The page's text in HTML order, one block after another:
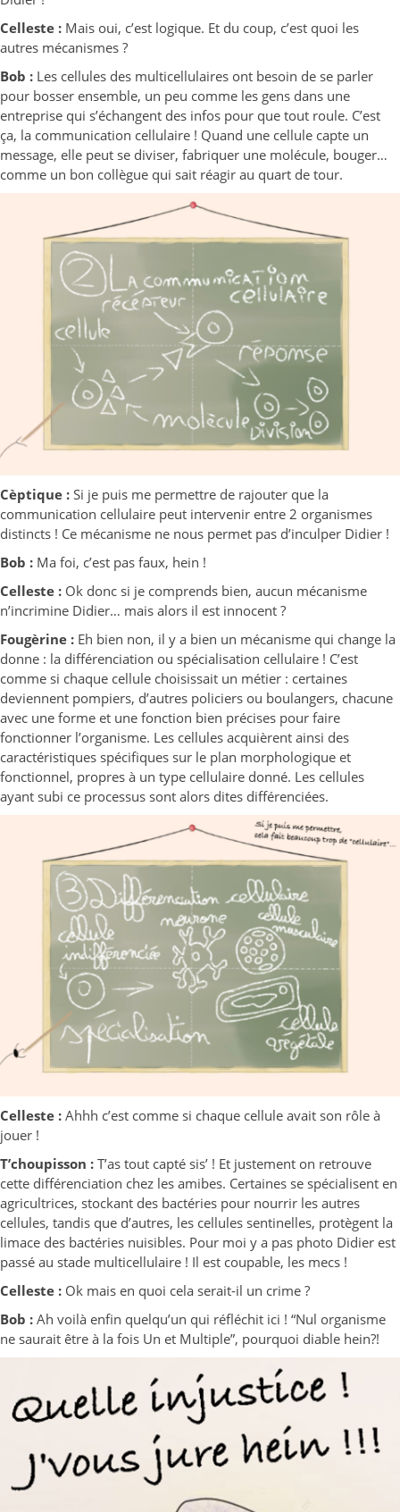
Celleste : Mais oui, c’est logique. Et du coup, c’est quoi les
autres mécanismes ?
Bob : Les cellules des multicellulaires ont besoin de se parler
pour bosser ensemble, un peu comme les gens dans une
entreprise qui s’échangent des infos pour que tout roule. C’est
ça, la communication cellulaire ! Quand une cellule capte un
message, elle peut se diviser, fabriquer une molécule, bouger…
comme un bon collègue qui sait réagir au quart de tour.
Cèptique : Si je puis me permettre de rajouter que la
communication cellulaire peut intervenir entre 2 organismes
distincts ! Ce mécanisme ne nous permet pas d’inculper Didier !
Bob : Ma foi, c’est pas faux, hein !
Celleste : Ok donc si je comprends bien, aucun mécanisme
n’incrimine Didier… mais alors il est innocent ?
Fougèrine : Eh bien non, il y a bien un mécanisme qui change la
donne : la différenciation ou spécialisation cellulaire ! C’est
comme si chaque cellule choisissait un métier : certaines
deviennent pompiers, d’autres policiers ou boulangers, chacune
avec une forme et une fonction bien précises pour faire
fonctionner l’organisme. Les cellules acquièrent ainsi des
caractéristiques spécifiques sur le plan morphologique et
fonctionnel, propres à un type cellulaire donné. Les cellules
ayant subi ce processus sont alors dites différenciées.
Celleste : Ahhh c’est comme si chaque cellule avait son rôle à
jouer !
T’choupisson : T’as tout capté sis’ ! Et justement on retrouve
cette différenciation chez les amibes. Certaines se spécialisent en
agricultrices, stockant des bactéries pour nourrir les autres
cellules, tandis que d’autres, les cellules sentinelles, protègent la
limace des bactéries nuisibles. Pour moi y a pas photo Didier est
passé au stade multicellulaire ! Il est coupable, les mecs !
Celleste : Ok mais en quoi cela serait-il un crime ?
Bob : Ah voilà enfin quelqu’un qui réfléchit ici ! “Nul organisme
ne saurait être à la fois Un et Multiple”, pourquoi diable hein?!